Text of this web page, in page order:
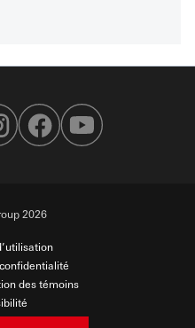
2026
des témoins
ligne